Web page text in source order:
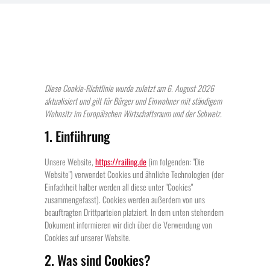
Diese Cookie-Richtlinie wurde zuletzt am 6. August 2026
aktualisiert und gilt für Bürger und Einwohner mit ständigem
Wohnsitz im Europäischen Wirtschaftsraum und der Schweiz.
1. Einführung
Unsere Website,https://railing.de(im folgenden: "Die
Website") verwendet Cookies und ähnliche Technologien (der
Einfachheit halber werden all diese unter "Cookies"
zusammengefasst). Cookies werden außerdem von uns
beauftragten Drittparteien platziert. In dem unten stehendem
Dokument informieren wir dich über die Verwendung von
Cookies auf unserer Website.
2. Was sind Cookies?